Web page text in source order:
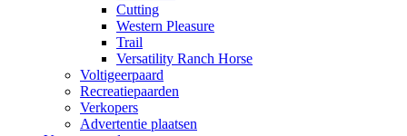
Cutting
Western Pleasure
Trail
Versatility Ranch Horse
Voltigeerpaard
Recreatiepaarden
Verkopers
Advertentie plaatsen